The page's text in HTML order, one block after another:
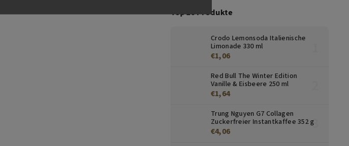
Top 10 Produkte
Crodo Lemonsoda Italienische
Limonade 330 ml
€1,06
Red Bull The Winter Edition
Vanille & Eisbeere 250 ml
€1,64
Trung Nguyen G7 Collagen
Zuckerfreier Instantkaffee 352 g
€4,06